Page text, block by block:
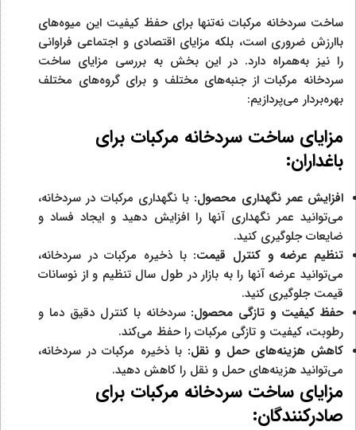
ساخت سردخانه مرکبات نه‌تنها برای حفظ کیفیت این میوه‌های
باارزش ضروری است، بلکه مزایای اقتصادی و اجتماعی فراوانی
را نیز به‌همراه دارد. در این بخش به بررسی مزایای ساخت
سردخانه مرکبات از جنبه‌های مختلف و برای گروه‌های مختلف
بهره‌بردار می‌پردازیم:
مزایای ساخت سردخانه مرکبات برای
باغداران:
افزایش عمر نگهداری محصول: با نگهداری مرکبات در سردخانه،
می‌توانید عمر نگهداری آنها را افزایش دهید و ایجاد فساد و
ضایعات جلوگیری کنید.
تنظیم عرضه و کنترل قیمت: با ذخیره مرکبات در سردخانه،
می‌توانید عرضه آنها را به بازار در طول سال تنظیم و از نوسانات
قیمت جلوگیری کنید.
حفظ کیفیت و تازگی محصول: سردخانه با کنترل دقیق دما و
رطوبت، کیفیت و تازگی مرکبات را حفظ می‌کند.
کاهش هزینه‌های حمل و نقل: با ذخیره مرکبات در سردخانه،
می‌توانید هزینه‌های حمل و نقل را کاهش دهید.
مزایای ساخت سردخانه مرکبات برای
صادرکنندگان: